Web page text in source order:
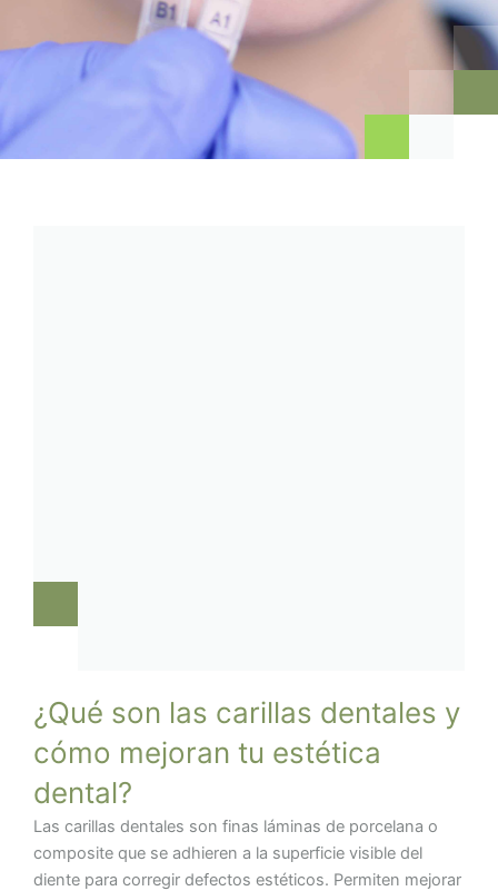
¿Qué son las carillas dentales y
cómo mejoran tu estética
dental?
Las carillas dentales son finas láminas de porcelana o
composite que se adhieren a la superficie visible del
diente para corregir defectos estéticos. Permiten mejorar